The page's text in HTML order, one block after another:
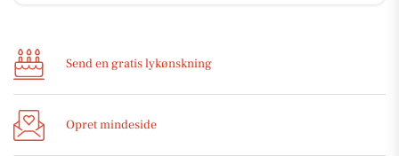
Send en gratis lykønskning
Opret mindeside